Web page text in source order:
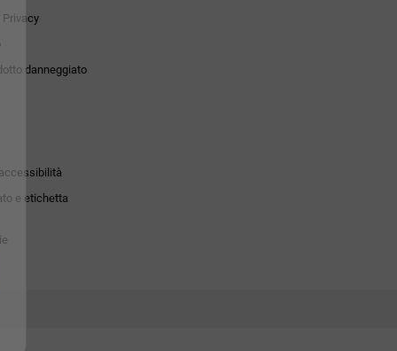
danneggiato
e etichetta